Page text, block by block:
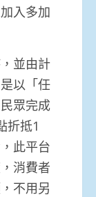
入多加
並由計
以「任
眾完成
折抵1
此平台
消費者
不用另